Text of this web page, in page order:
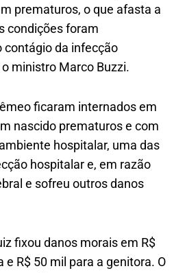
prematuros, o que afasta a
condições foram
da infecção
ministro Marco Buzzi.
ficaram internados em
nascido prematuros e com
hospitalar, uma das
hospitalar e, em razão
e sofreu outros danos
fixou danos morais em R$
e R$ 50 mil para a genitora. O